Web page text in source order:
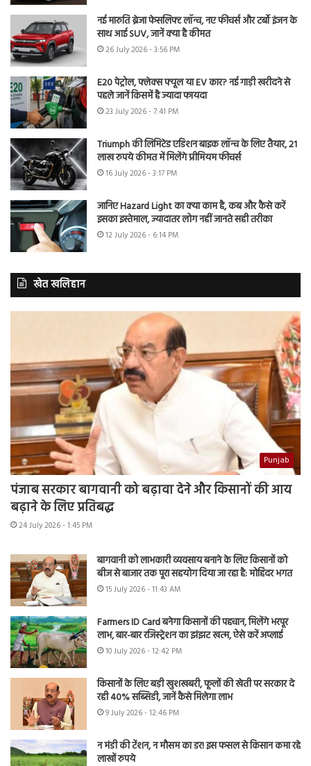
नई मारुति ब्रेजा फेसलिफ्ट लॉन्च, नए फीचर्स और टर्बो इंजन के
साथ आई SUV, जानें क्या है कीमत
26 July 2026 - 3:56 PM
E20 पेट्रोल, फ्लेक्स फ्यूल या EV कार? नई गाड़ी खरीदने से
पहले जानें किसमें है ज्यादा फायदा
23 July 2026 - 7:41 PM
Triumph की लिमिटेड एडिशन बाइक लॉन्च के लिए तैयार, 21
लाख रुपये कीमत में मिलेंगे प्रीमियम फीचर्स
16 July 2026 - 3:17 PM
जानिए Hazard Light का क्या काम है, कब और कैसे करें
इसका इस्तेमाल, ज्यादातर लोग नहीं जानते सही तरीका
12 July 2026 - 6:14 PM
खेत खलिहान
Punjab
पंजाब सरकार बागवानी को बढ़ावा देने और किसानों की आय
बढ़ाने के लिए प्रतिबद्ध
24 July 2026 - 1:45 PM
बागवानी को लाभकारी व्यवसाय बनाने के लिए किसानों को
बीज से बाजार तक पूरा सहयोग दिया जा रहा है: मोहिंदर भगत
15 July 2026 - 11:43 AM
Farmers ID Card बनेगा किसानों की पहचान, मिलेंगे भरपूर
लाभ, बार-बार रजिस्ट्रेशन का झंझट खत्म, ऐसे करें अप्लाई
10 July 2026 - 12:42 PM
किसानों के लिए बड़ी खुशखबरी, फूलों की खेती पर सरकार दे
रही 40% सब्सिडी, जानें कैसे मिलेगा लाभ
9 July 2026 - 12:46 PM
न मंडी की टेंशन, न मौसम का डर! इस फसल से किसान कमा रहे
लाखों रुपये